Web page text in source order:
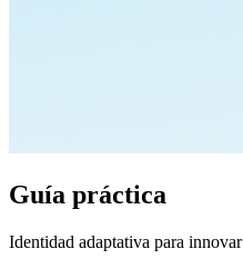
Guía práctica
Identidad adaptativa para innovar